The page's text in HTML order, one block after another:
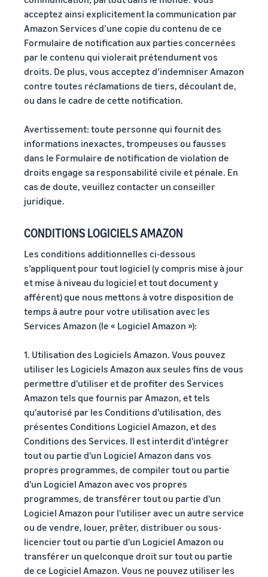
acceptez ainsi explicitement la communication par
Amazon Services d’une copie du contenu de ce
Formulaire de notification aux parties concernées
par le contenu qui violerait prétendument vos
droits. De plus, vous acceptez d’indemniser Amazon
contre toutes réclamations de tiers, découlant de,
ou dans le cadre de cette notification.
Avertissement: toute personne qui fournit des
informations inexactes, trompeuses ou fausses
dans le Formulaire de notification de violation de
droits engage sa responsabilité civile et pénale. En
cas de doute, veuillez contacter un conseiller
juridique.
CONDITIONS LOGICIELS AMAZON
Les conditions additionnelles ci-dessous
s’appliquent pour tout logiciel (y compris mise à jour
et mise à niveau du logiciel et tout document y
afférent) que nous mettons à votre disposition de
temps à autre pour votre utilisation avec les
Services Amazon (le « Logiciel Amazon »):
1. Utilisation des Logiciels Amazon. Vous pouvez
utiliser les Logiciels Amazon aux seules fins de vous
permettre d'utiliser et de profiter des Services
Amazon tels que fournis par Amazon, et tels
qu'autorisé par les Conditions d'utilisation, des
présentes Conditions Logiciel Amazon, et des
Conditions des Services. Il est interdit d'intégrer
tout ou partie d'un Logiciel Amazon dans vos
propres programmes, de compiler tout ou partie
d'un Logiciel Amazon avec vos propres
programmes, de transférer tout ou partie d'un
Logiciel Amazon pour l'utiliser avec un autre service
ou de vendre, louer, prêter, distribuer ou sous-
licencier tout ou partie d'un Logiciel Amazon ou
transférer un quelconque droit sur tout ou partie
de ce Logiciel Amazon. Vous ne pouvez utiliser les